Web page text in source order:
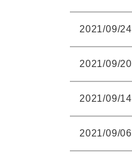
2021/09/24
2021/09/20
2021/09/14
2021/09/06